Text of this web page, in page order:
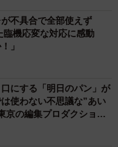
不具合で全部使えず
臨機応変な対応に感動
」
にする「明日のパン」が
使わない不思議な”あい
の編集プロダクション